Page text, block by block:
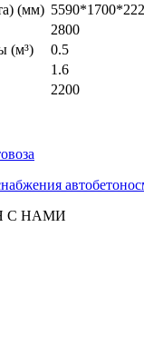
(мм)
2800
(м³)
0.5
1.6
2200
С НАМИ